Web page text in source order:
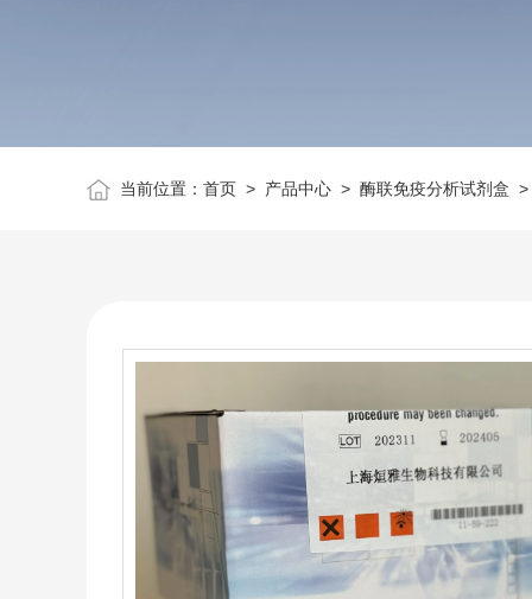
当前位置： 首页> 产品中心> 酶联免疫分析试剂盒